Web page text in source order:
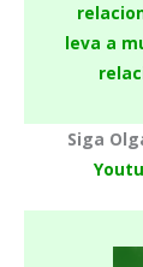
leva a
Siga